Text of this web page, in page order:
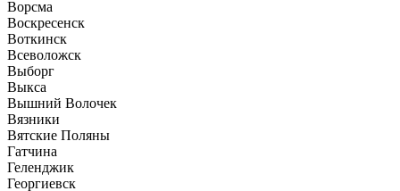
Ворсма
Воскресенск
Воткинск
Всеволожск
Выборг
Выкса
Вышний Волочек
Вязники
Вятские Поляны
Гатчина
Геленджик
Георгиевск